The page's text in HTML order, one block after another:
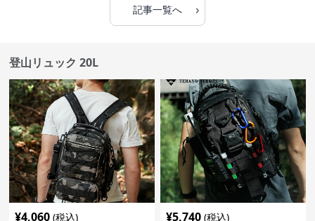
記事一覧へ ›
登山リュック 20L
¥4,060 (税込) ¥5,740 (税込)